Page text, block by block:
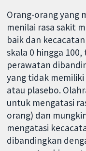
Orang-orang yang
menilai rasa sakit
baik dan
skala 0 hingga
perawatan
yang tidak
atau plasebo.
untuk mengatasi
orang) dan
mengatasi
dibandingkan